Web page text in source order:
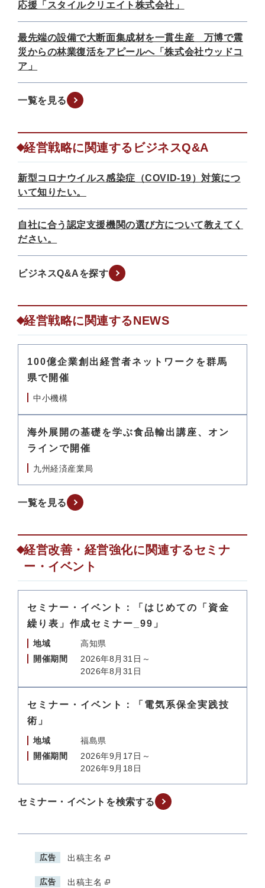
応援「スタイルクリエイト株式会社」
最先端の設備で大断面集成材を一貫生産 万博で震
災からの林業復活をアピールへ「株式会社ウッドコ
ア」
一覧を見る
経営戦略に関連するビジネスQ&A
新型コロナウイルス感染症（COVID-19）対策につ
いて知りたい。
自社に合う認定支援機関の選び方について教えてく
ださい。
ビジネスQ&Aを探す
経営戦略に関連するNEWS
100億企業創出経営者ネットワークを群馬
県で開催
中小機構
海外展開の基礎を学ぶ食品輸出講座、オン
ラインで開催
九州経済産業局
一覧を見る
経営改善・経営強化に関連するセミナ
ー・イベント
セミナー・イベント：「はじめての「資金
繰り表」作成セミナー_99」
地域
高知県
開催期間
2026年8月31日～
2026年8月31日
セミナー・イベント：「電気系保全実践技
術」
地域
福島県
開催期間
2026年9月17日～
2026年9月18日
セミナー・イベントを検索する
広告 出稿主名
広告 出稿主名